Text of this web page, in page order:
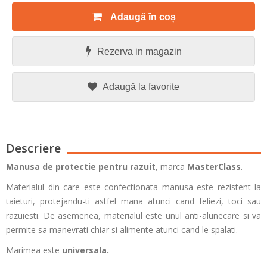
Adaugă în coș
Rezerva in magazin
Adaugă la favorite
Descriere
Manusa de protectie pentru razuit, marca MasterClass.
Materialul din care este confectionata manusa este rezistent la
taieturi, protejandu-ti astfel mana atunci cand feliezi, toci sau
razuiesti. De asemenea, materialul este unul anti-alunecare si va
permite sa manevrati chiar si alimente atunci cand le spalati.
Marimea este universala.